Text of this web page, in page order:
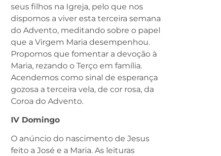
seus filhos na Igreja, pelo que nos
dispomos a viver esta terceira semana
do Advento, meditando sobre o papel
que a Virgem Maria desempenhou.
Propomos que fomentar a devoção à
Maria, rezando o Terço em família.
Acendemos como sinal de esperança
gozosa a terceira vela, de cor rosa, da
Coroa do Advento.
IV Domingo
O anúncio do nascimento de Jesus
feito a José e a Maria. As leituras